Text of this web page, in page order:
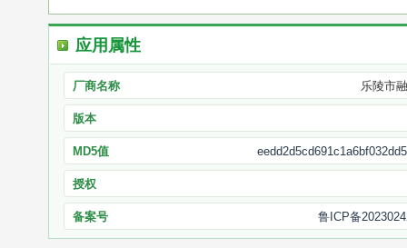
应用属性
厂商名称 乐陵市
版本
MD5值
授权
备案号 鲁ICP备